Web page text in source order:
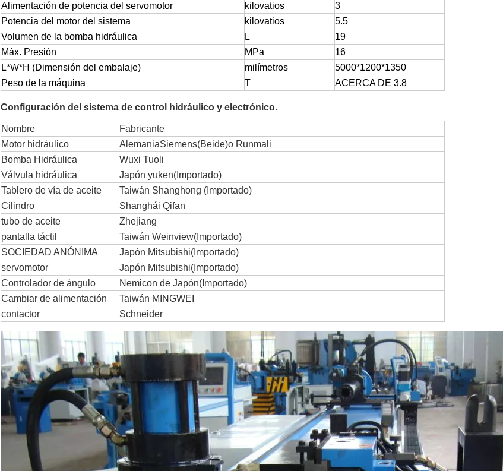
Alimentación de potencia del servomotor
kilovatios
3
Potencia del motor del sistema
kilovatios
5.5
Volumen de la bomba hidráulica
L
19
Máx. Presión
MPa
16
L*W*H (Dimensión del embalaje)
milímetros
5000*1200*1350
Peso de la máquina
T ACERCA DE 3.8
Configuración del sistema de control hidráulico y electrónico.
Nombre
Fabricante
Motor hidráulico
AlemaniaSiemens(Beide)o Runmali
Bomba Hidráulica
Wuxi Tuoli
Válvula hidráulica
Japón yuken( Importado)
Tablero de vía de aceite
Taiwán Shanghong ( Importado)
Cilindro
Shanghái Qifan
tubo de aceite
Zhejiang
pantalla táctil
Taiwán Weinview( Importado)
SOCIEDAD ANÓNIMA
Japón Mitsubishi( Importado)
servomotor
Japón Mitsubishi( Importado)
Controlador de ángulo
Nemicon de Japón( Importado)
Cambiar de alimentación
Taiwán MINGWEI
contactor
Schneider